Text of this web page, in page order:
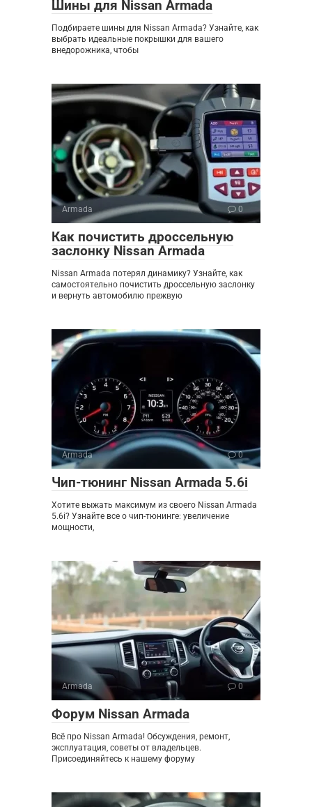
Шины для Nissan Armada
Подбираете шины для Nissan Armada? Узнайте, как
выбрать идеальные покрышки для вашего
внедорожника, чтобы
Armada 0
Как почистить дроссельную
заслонку Nissan Armada
Nissan Armada потерял динамику? Узнайте, как
самостоятельно почистить дроссельную заслонку
и вернуть автомобилю прежвую
Armada 0
Чип-тюнинг Nissan Armada 5.6i
Хотите выжать максимум из своего Nissan Armada
5.6i? Узнайте все о чип-тюнинге: увеличение
мощности,
Armada 0
Форум Nissan Armada
Всё про Nissan Armada! Обсуждения, ремонт,
эксплуатация, советы от владельцев.
Присоединяйтесь к нашему форуму